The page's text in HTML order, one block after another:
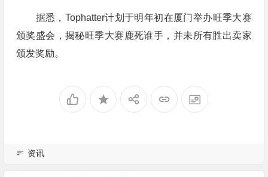
据悉，Tophatter计划于明年初在厦门举办旺季大赛
颁奖盛会，揭秘旺季大赛鹿死谁手，并未所有胜出卖家
颁发奖励。
资讯